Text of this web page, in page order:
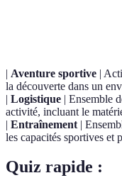
| Aventure sportive |
la découverte dans un
| Logistique | Ensemble
activité, incluant le
| Entraînement |
les capacités sportives et
Quiz rapide :